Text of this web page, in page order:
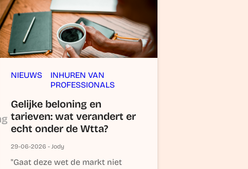
NIEUWS
INHUREN VAN
PROFESSIONALS
Gelijke beloning en
tarieven: wat verandert er
echt onder de Wtta?
29-06-2026 - Jody
"Gaat deze wet de markt niet